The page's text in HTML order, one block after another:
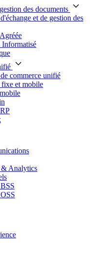
des documents
et de gestion des
Informatisé
commerce unifié
et mobile
& Analytics